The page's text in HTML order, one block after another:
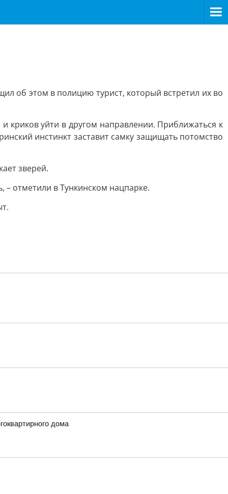
об этом в полицию турист, который встретил их во
криков уйти в другом направлении. Приближаться к
инстинкт заставит самку защищать потомство
зверей.
– отметили в Тункинском нацпарке.
дома